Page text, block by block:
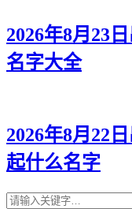
2026年8月23
名字大全
2026年8月22
起什么名字